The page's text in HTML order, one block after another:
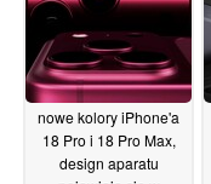
22/05/2026
nowe kolory iPhone'a
18 Pro i 18 Pro Max,
design aparatu